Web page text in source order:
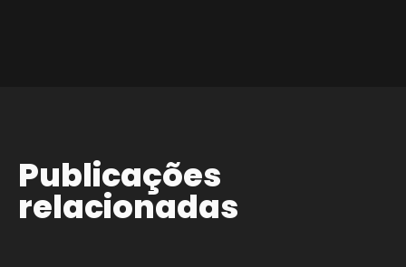
Publicações
relacionadas